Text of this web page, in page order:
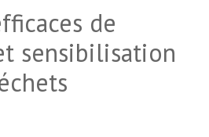
de
sensibilisation